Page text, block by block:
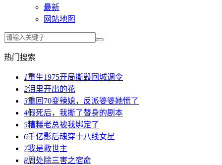
最新
网站地图
热门搜索
1重生1975开局撕毁回城调令
2泪里开出的花
3重回70变辣媳，反派婆婆她慌了
4假死后，我撕了替身的剧本
5糟糕老总被我绑定了
6千亿影后魂穿十八线女星
7我是救世主
8周处除三害之宿命